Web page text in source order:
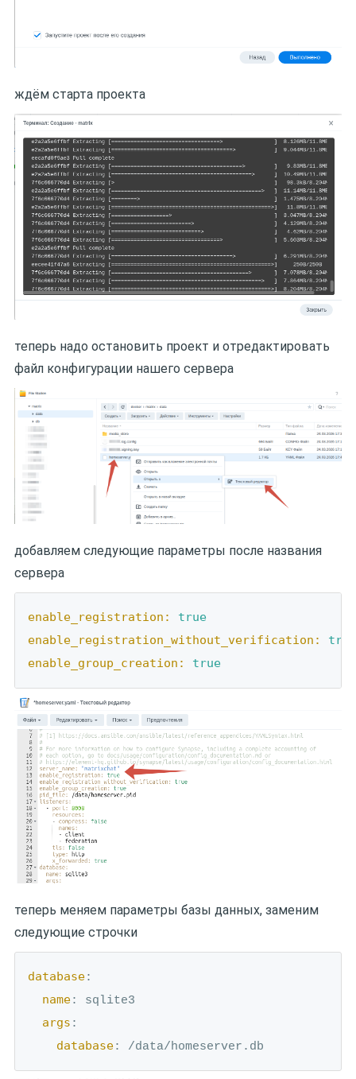
ждём старта проекта
теперь надо остановить проект и отредактировать
файл конфигурации нашего сервера
добавляем следующие параметры после названия
сервера
enable_registration:
true
enable_registration_without_verification:
true
enable_group_creation:
true
теперь меняем параметры базы данных, заменим
следующие строчки
database:
name: sqlite3
args :
database: /data/homeserver.db